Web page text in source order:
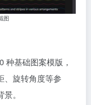
图
种基础图案模版，
、旋转角度等参
。